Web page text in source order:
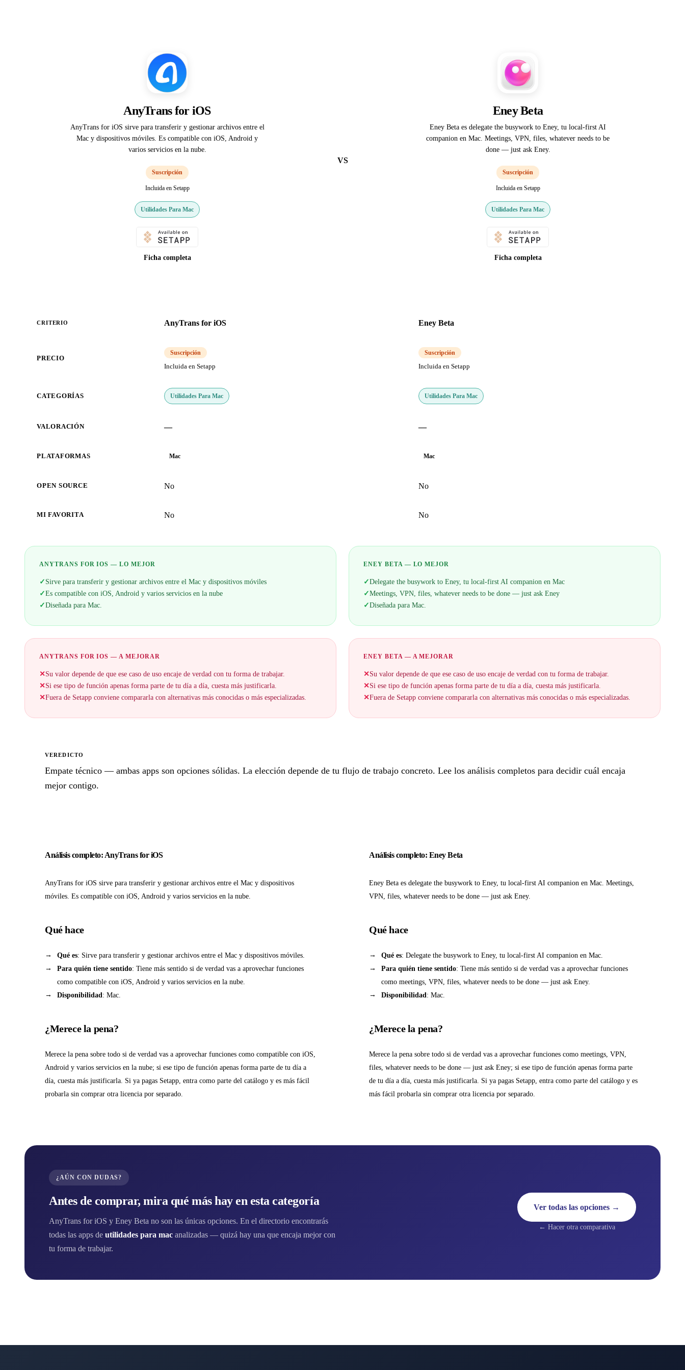
AnyTrans for iOS
AnyTrans for iOS sirve para transferir y gestionar archivos entre el
Mac y dispositivos móviles. Es compatible con iOS, Android y
varios servicios en la nube.
Suscripción
Incluida en Setapp
Utilidades Para Mac
Ficha completa
VS
Eney Beta
Eney Beta es delegate the busywork to Eney, tu local-first AI
companion en Mac. Meetings, VPN, files, whatever needs to be
done — just ask Eney.
Suscripción
Incluida en Setapp
Utilidades Para Mac
Ficha completa
CRITERIO AnyTrans for iOS Eney Beta
PRECIO
Suscripción
Incluida en Setapp
Suscripción
Incluida en Setapp
CATEGORÍAS Utilidades Para Mac Utilidades Para Mac
VALORACIÓN — —
PLATAFORMAS Mac Mac
OPEN SOURCE No No
MI FAVORITA No No
ANYTRANS FOR IOS — LO MEJOR
✓Sirve para transferir y gestionar archivos entre el Mac y dispositivos móviles
✓Es compatible con iOS, Android y varios servicios en la nube
✓Diseñada para Mac.
ENEY BETA — LO MEJOR
✓Delegate the busywork to Eney, tu local-first AI companion en Mac
✓Meetings, VPN, files, whatever needs to be done — just ask Eney
✓Diseñada para Mac.
ANYTRANS FOR IOS — A MEJORAR
✕Su valor depende de que ese caso de uso encaje de verdad con tu forma de trabajar.
✕Si ese tipo de función apenas forma parte de tu día a día, cuesta más justificarla.
✕Fuera de Setapp conviene compararla con alternativas más conocidas o más especializadas.
ENEY BETA — A MEJORAR
✕Su valor depende de que ese caso de uso encaje de verdad con tu forma de trabajar.
✕Si ese tipo de función apenas forma parte de tu día a día, cuesta más justificarla.
✕Fuera de Setapp conviene compararla con alternativas más conocidas o más especializadas.
VEREDICTO
Empate técnico — ambas apps son opciones sólidas. La elección depende de tu flujo de trabajo concreto. Lee los análisis completos para decidir cuál encaja
mejor contigo.
Análisis completo: AnyTrans for iOS
AnyTrans for iOS sirve para transferir y gestionar archivos entre el Mac y dispositivos
móviles. Es compatible con iOS, Android y varios servicios en la nube.
Qué hace
Qué es: Sirve para transferir y gestionar archivos entre el Mac y dispositivos móviles.
Para quién tiene sentido: Tiene más sentido si de verdad vas a aprovechar funciones
como compatible con iOS, Android y varios servicios en la nube.
Disponibilidad: Mac.
¿Merece la pena?
Merece la pena sobre todo si de verdad vas a aprovechar funciones como compatible con iOS,
Android y varios servicios en la nube; si ese tipo de función apenas forma parte de tu día a
día, cuesta más justificarla. Si ya pagas Setapp, entra como parte del catálogo y es más fácil
probarla sin comprar otra licencia por separado.
Análisis completo: Eney Beta
Eney Beta es delegate the busywork to Eney, tu local-first AI companion en Mac. Meetings,
VPN, files, whatever needs to be done — just ask Eney.
Qué hace
Qué es: Delegate the busywork to Eney, tu local-first AI companion en Mac.
Para quién tiene sentido: Tiene más sentido si de verdad vas a aprovechar funciones
como meetings, VPN, files, whatever needs to be done — just ask Eney.
Disponibilidad: Mac.
¿Merece la pena?
Merece la pena sobre todo si de verdad vas a aprovechar funciones como meetings, VPN,
files, whatever needs to be done — just ask Eney; si ese tipo de función apenas forma parte
de tu día a día, cuesta más justificarla. Si ya pagas Setapp, entra como parte del catálogo y es
más fácil probarla sin comprar otra licencia por separado.
¿AÚN CON DUDAS?
Antes de comprar, mira qué más hay en esta categoría
AnyTrans for iOS y Eney Beta no son las únicas opciones. En el directorio encontrarás
todas las apps de utilidades para mac analizadas — quizá hay una que encaja mejor con
tu forma de trabajar.
Ver todas las opciones →
← Hacer otra comparativa